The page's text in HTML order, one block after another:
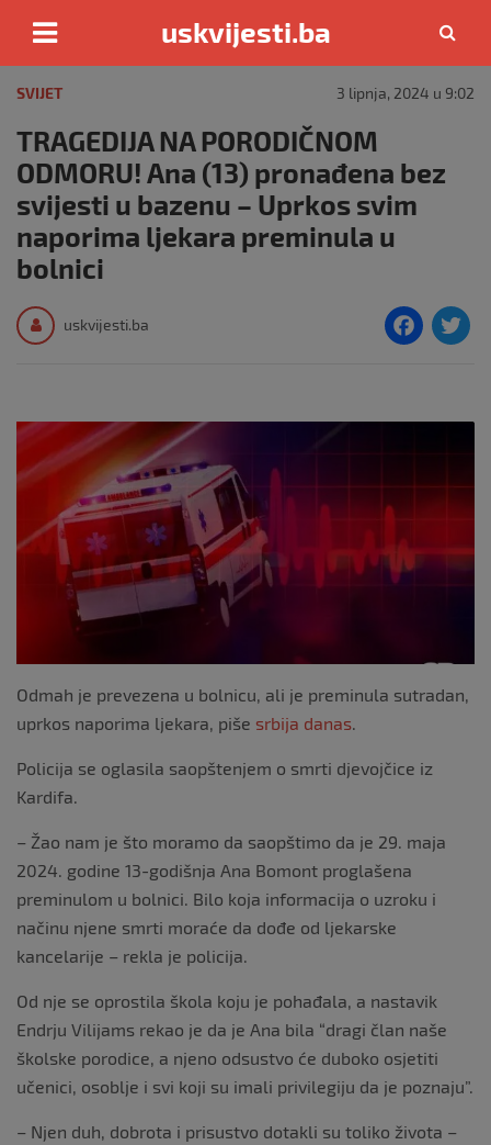
content
uskvijesti.ba
SVIJET 3 lipnja, 2024 u 9:02
TRAGEDIJA NA PORODIČNOM
ODMORU! Ana (13) pronađena bez
svijesti u bazenu – Uprkos svim
naporima ljekara preminula u
bolnici
uskvijesti.ba
F
e
o
k
Odmah je prevezena u bolnicu, ali je preminula sutradan,
uprkos naporima ljekara, piše srbija danas
Policija se oglasila saopštenjem o smrti djevojčice iz
Kardifa.
– Žao nam je što moramo da saopštimo da je 29. maja
2024. godine 13-godišnja Ana Bomont proglašena
preminulom u bolnici. Bilo koja informacija o uzroku i
načinu njene smrti moraće da dođe od ljekarske
kancelarije – rekla je policija.
Od nje se oprostila škola koju je pohađala, a nastavik
Endrju Vilijams rekao je da je Ana bila “dragi član naše
školske porodice, a njeno odsustvo će duboko osjetiti
učenici, osoblje i svi koji su imali privilegiju da je poznaju”.
– Njen duh, dobrota i prisustvo dotakli su toliko života –